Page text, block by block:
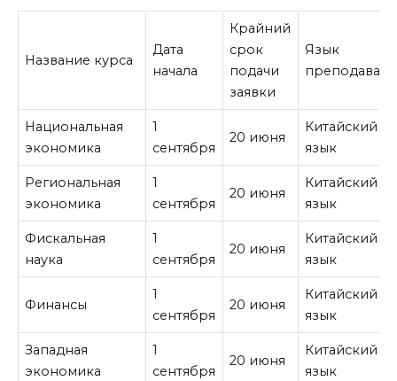
Название курса
Дата
начала
Крайний
срок
подачи
заявки
Язык
Национальная
экономика
1
сентября
20 июня
Китайский
язык
Региональная
экономика
1
сентября
20 июня
Китайский
язык
Фискальная
наука
1
сентября
20 июня
Китайский
язык
Финансы
1
сентября
20 июня
Китайский
язык
Западная
экономика
1
сентября
20 июня
Китайский
язык